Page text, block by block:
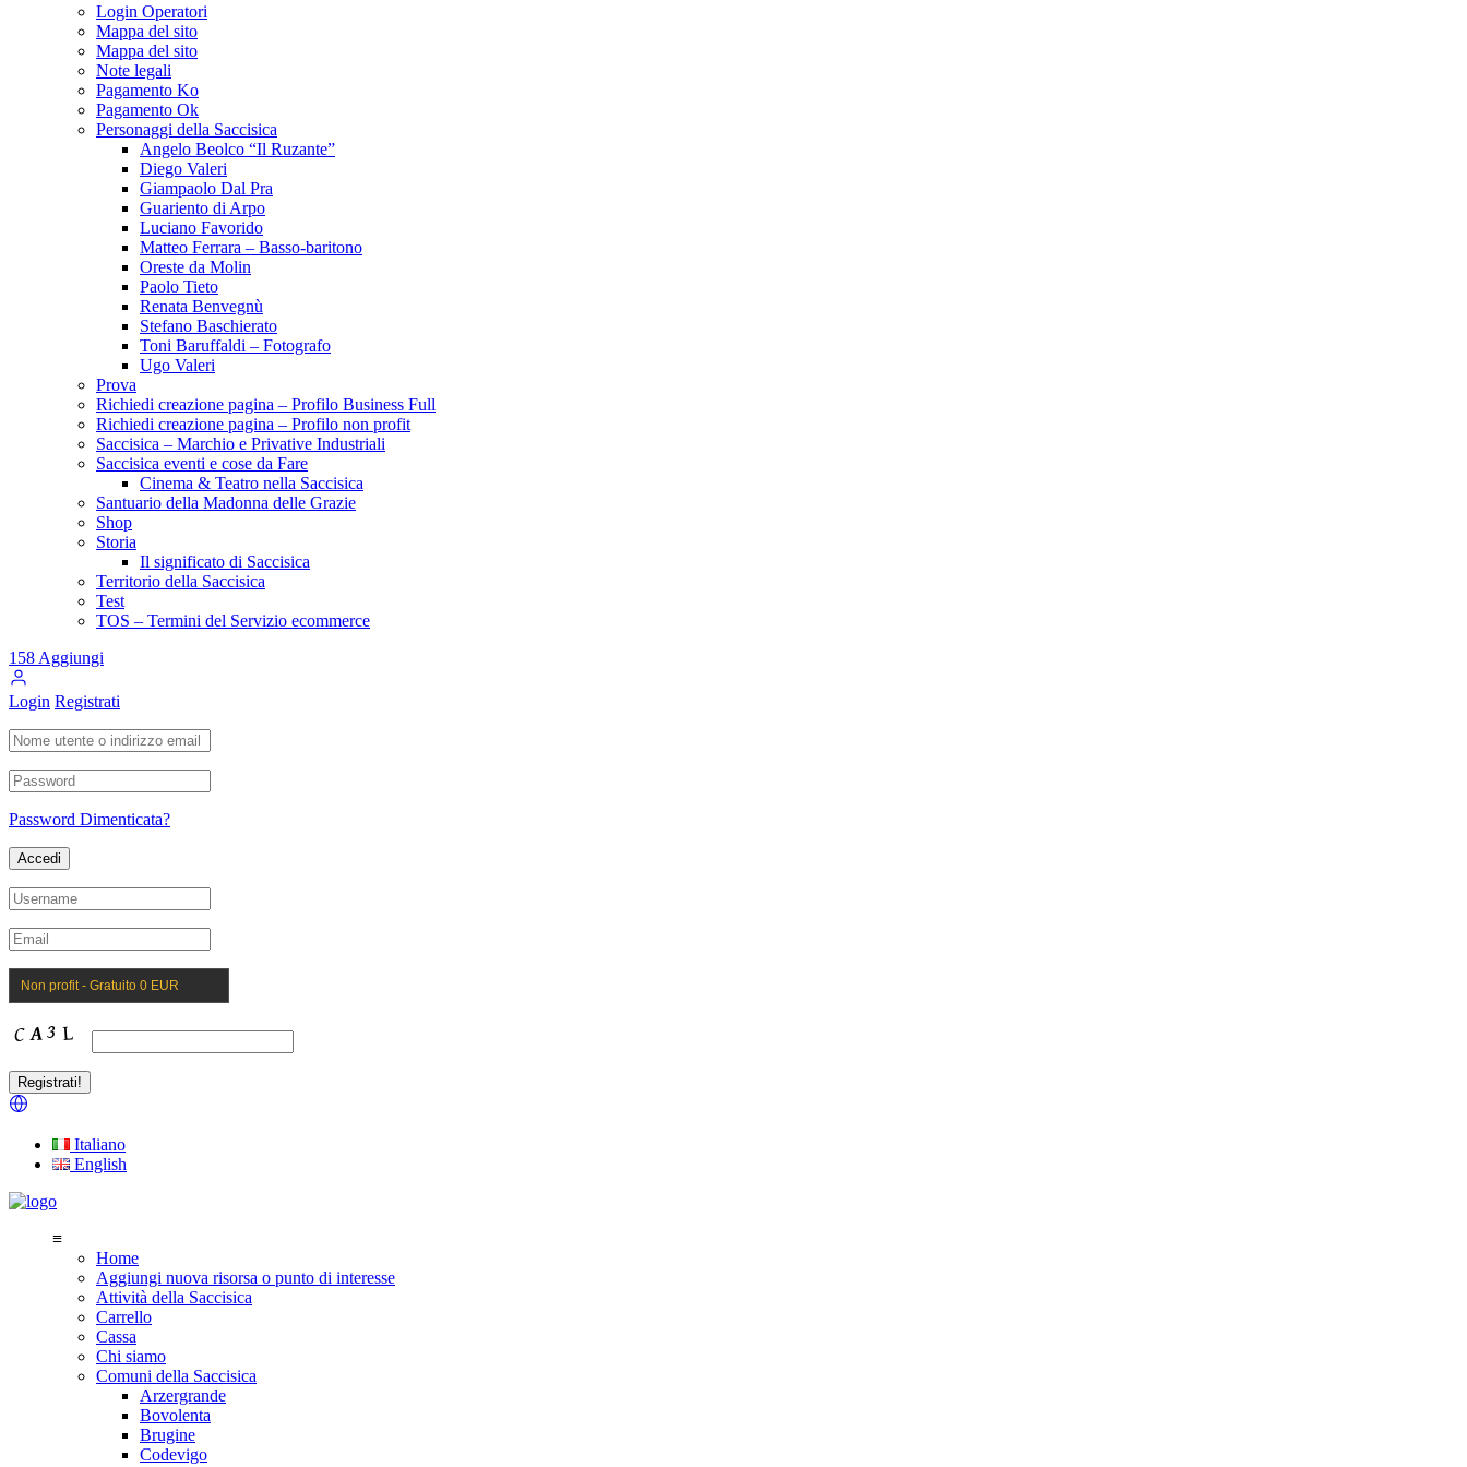
Login Operatori
Mappa del sito
Mappa del sito
Note legali
Pagamento Ko
Pagamento Ok
Personaggi della Saccisica
Angelo Beolco “Il Ruzante”
Diego Valeri
Giampaolo Dal Pra
Guariento di Arpo
Luciano Favorido
Matteo Ferrara – Basso-baritono
Oreste da Molin
Paolo Tieto
Renata Benvegnù
Stefano Baschierato
Toni Baruffaldi – Fotografo
Ugo Valeri
Prova
Richiedi creazione pagina – Profilo Business Full
Richiedi creazione pagina – Profilo non profit
Saccisica – Marchio e Privative Industriali
Saccisica eventi e cose da Fare
Cinema & Teatro nella Saccisica
Santuario della Madonna delle Grazie
Shop
Storia
Il significato di Saccisica
Territorio della Saccisica
Test
TOS – Termini del Servizio ecommerce
158Aggiungi
Login Registrati
Password Dimenticata?
Non profit - Gratuito 0 EUR
Italiano
English
≡
Home
Aggiungi nuova risorsa o punto di interesse
Attività della Saccisica
Carrello
Cassa
Chi siamo
Comuni della Saccisica
Arzergrande
Bovolenta
Brugine
Codevigo